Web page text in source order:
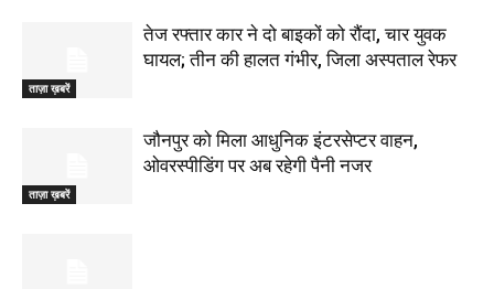
ताज़ा ख़बरें
तेज रफ्तार कार ने दो बाइकों को रौंदा, चार युवक
घायल; तीन की हालत गंभीर, जिला अस्पताल रेफर
ताज़ा ख़बरें
जौनपुर को मिला आधुनिक इंटरसेप्टर वाहन,
ओवरस्पीडिंग पर अब रहेगी पैनी नजर